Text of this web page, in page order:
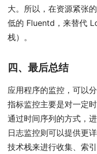
大。所以，在资源紧张
低的 Fluentd，来替代
栈）。
四、最后总结
应用程序的监控，可以
指标监控主要是对一定
通过时间序列的方式，
日志监控则可以提供更
技术栈来进行收集、索引